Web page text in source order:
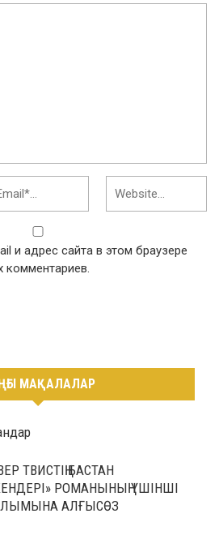
и адрес сайта в этом браузере
МАҚАЛАЛАР
ТВИСТІҢ БАСТАН
РОМАНЫНЫҢ ҮШІНШІ
АЛҒЫСӨЗ